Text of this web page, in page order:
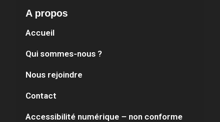
A propos
Accueil
Qui sommes-nous ?
Nous rejoindre
Contact
Accessibilité numérique – non conforme